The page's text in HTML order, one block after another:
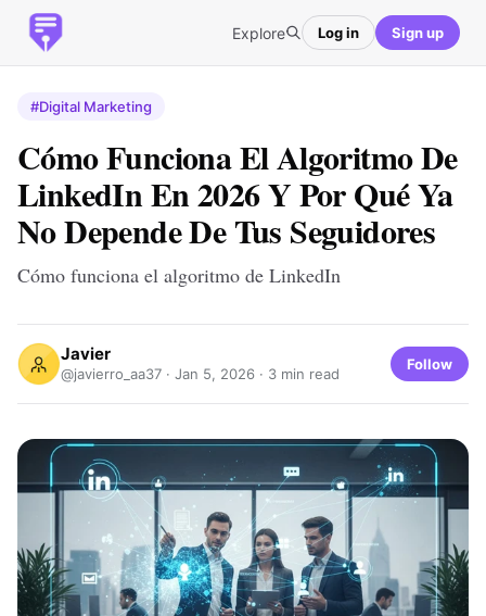
Explore Log in Sign up
#Digital Marketing
Cómo Funciona El Algoritmo De
LinkedIn En 2026 Y Por Qué Ya
No Depende De Tus Seguidores
Cómo funciona el algoritmo de LinkedIn
Javier
@javierro_aa37 · Jan 5, 2026 · 3 min read
Follow